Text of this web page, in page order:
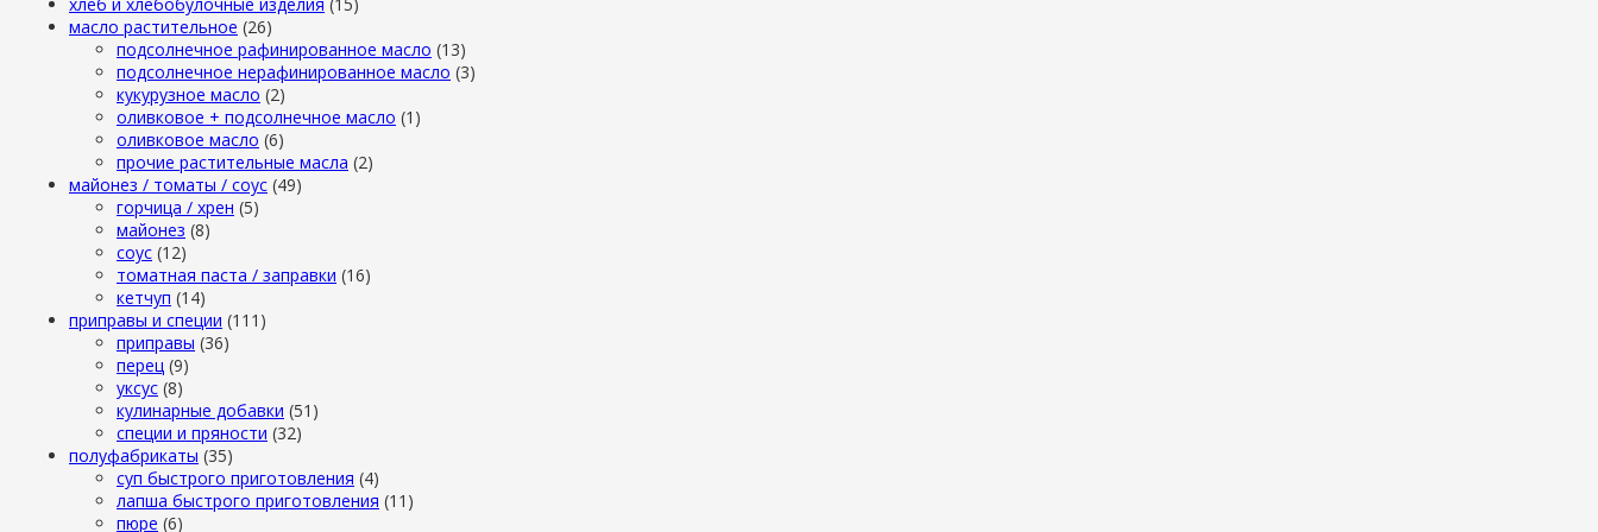
масло растительное (26)
подсолнечное рафинированное масло (13)
подсолнечное нерафинированное масло (3)
кукурузное масло (2)
оливковое + подсолнечное масло (1)
оливковое масло (6)
прочие растительные масла (2)
майонез / томаты / соус (49)
горчица / хрен (5)
майонез (8)
соус (12)
томатная паста / заправки (16)
кетчуп (14)
приправы и специи (111)
приправы (36)
перец (9)
уксус (8)
кулинарные добавки (51)
специи и пряности (32)
полуфабрикаты (35)
суп быстрого приготовления (4)
лапша быстрого приготовления (11)
пюре (6)